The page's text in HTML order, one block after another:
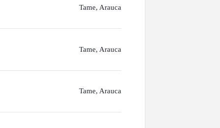
Tame, Arauca
Tame, Arauca
Tame, Arauca